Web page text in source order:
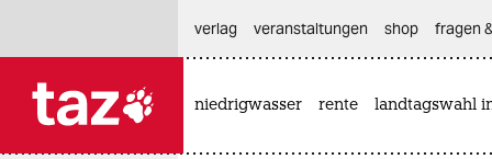
verlag
veranstaltungen shop fragen
niedrigwasser rente landtagswahl